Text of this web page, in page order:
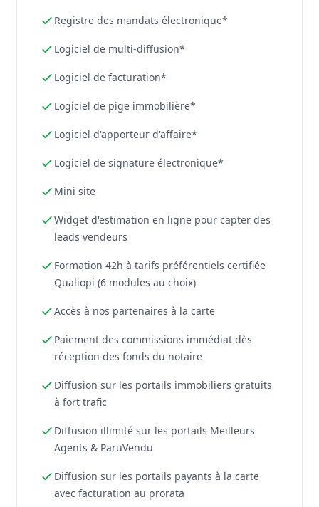
Registre des mandats électronique*
Logiciel de multi-diffusion*
Logiciel de facturation*
Logiciel de pige immobilière*
Logiciel d'apporteur d'affaire*
Logiciel de signature électronique*
Mini site
Widget d'estimation en ligne pour capter des
leads vendeurs
Formation 42h à tarifs préférentiels certifiée
Qualiopi (6 modules au choix)
Accès à nos partenaires à la carte
Paiement des commissions immédiat dès
réception des fonds du notaire
Diffusion sur les portails immobiliers gratuits
à fort trafic
Diffusion illimité sur les portails Meilleurs
Agents & ParuVendu
Diffusion sur les portails payants à la carte
avec facturation au prorata